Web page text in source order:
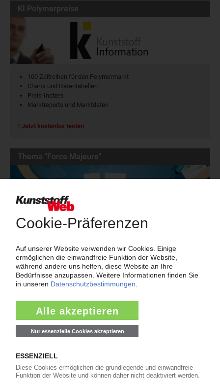
KI Polymerpreise
100 Zeitreihen für den Polymermarkt
Charts und Datentabellen
Preis-Indizes
Marktreports und Marktdaten
Jetzt kostenlos testen
Thema "Force Majeure"
Fragen und Antworten: Was Kunst­stoff­verarbeiter wissen müssen,
wenn der Lieferant nicht mehr liefert – Informationen zum
Themenkomplex Force Majeure, Corona und Kunststoff-
Preisentwicklung sowie Tipps für die Praxis.